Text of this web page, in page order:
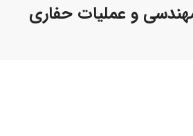
و عملیات حفاری